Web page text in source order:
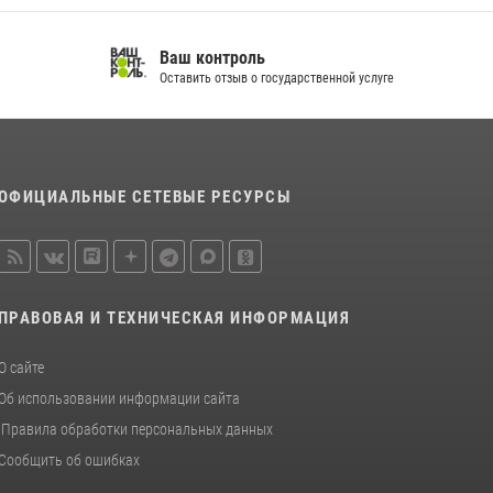
спортивно — патриотическое мероприятие
Тверской области (видео)
Ваш контроль
Оставить отзыв о государственной услуге
СЕТЕВЫЕ РЕСУРСЫ
ПРАВОВАЯ И ТЕХНИЧЕСКАЯ ИНФОРМАЦИЯ
О сайте
Об использовании информации сайта
Правила обработки персональных данных
Сообщить об ошибках